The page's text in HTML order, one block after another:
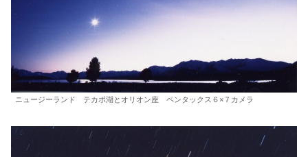
ニュージーランド テカポ湖とオリオン座 ペンタックス６×７カメラ